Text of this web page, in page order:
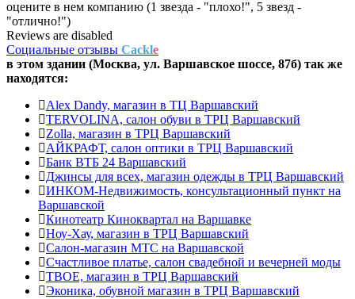
оцените в нем компанию (1 звезда - "плохо!", 5 звезд -
"отлично!")
Reviews are disabled
Социальные отзывы Cackle
в этом здании (Москва, ул. Варшавское шоссе, 87б) так же
находятся:
Alex Dandy, магазин в ТЦ Варшавский
TERVOLINA, салон обуви в ТРЦ Варшавский
Zolla, магазин в ТРЦ Варшавский
АЙКРАФТ, салон оптики в ТРЦ Варшавский
Банк ВТБ 24 Варшавский
Джинсы для всех, магазин одежды в ТРЦ Варшавский
ИНКОМ-Недвижимость, консультационный пункт на
Варшавской
Кинотеатр Киноквартал на Варшавке
Ноу-Хау, магазин в ТРЦ Варшавский
Салон-магазин МТС на Варшавской
Счастливое платье, салон свадебной и вечерней моды
ТВОЕ, магазин в ТРЦ Варшавский
Эконика, обувной магазин в ТРЦ Варшавский